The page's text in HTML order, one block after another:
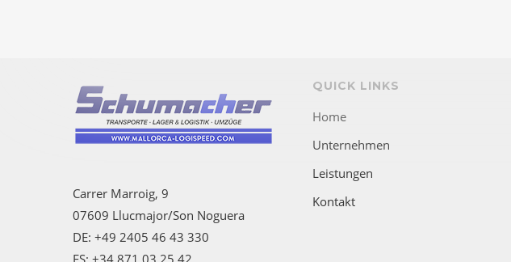
Carrer Marroig, 9
07609 Llucmajor/Son Noguera
DE: +49 2405 46 43 330
ES: +34 871 03 25 42
QUICK LINKS
Home
Unternehmen
Leistungen
Kontakt